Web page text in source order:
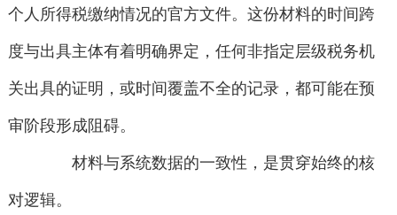
个人所得税缴纳情况的官方文件。这份材料的时间跨
度与出具主体有着明确界定，任何非指定层级税务机
关出具的证明，或时间覆盖不全的记录，都可能在预
审阶段形成阻碍。
材料与系统数据的一致性，是贯穿始终的核
对逻辑。